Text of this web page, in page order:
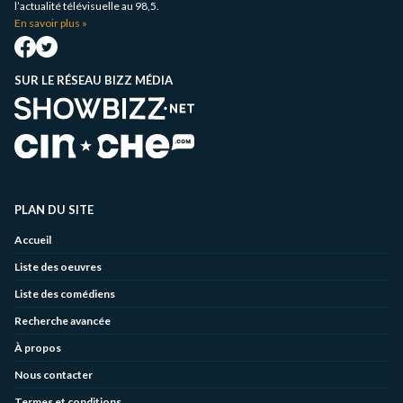
l’actualité télévisuelle au 98,5.
En savoir plus »
SUR LE RÉSEAU BIZZ MÉDIA
PLAN DU SITE
Accueil
Liste des oeuvres
Liste des comédiens
Recherche avancée
À propos
Nous contacter